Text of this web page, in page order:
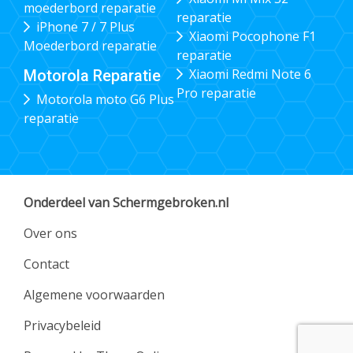
moederbord reparatie
iPhone 7 / 7 Plus
Moederbord reparatie
Motorola Reparatie
Motorola moto G6 Plus
reparatie
reparatie
Xiaomi Pocophone F1
reparatie
Xiaomi Redmi Note 6
Pro reparatie
Onderdeel van Schermgebroken.nl
Over ons
Contact
Algemene voorwaarden
Privacybeleid